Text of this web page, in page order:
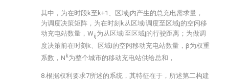
其中， 为在时段k至k+1、区域j内产生的总充电需求量，
为调度决策矩阵， 为在时刻k从区域i调度至区域j的空闲移
动充电站数量， Wij为从区域i至区域j的行驶距离； 为做调
度决策前在时刻k、区域i的空闲移动充电站数量，β为权重
系数，N k为整个城市的移动充电站供给总和，
8.根据权利要求7所述的系统，其特征在于，所述第二构建